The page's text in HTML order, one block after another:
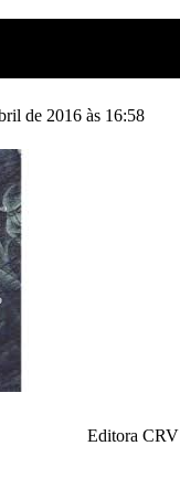
de 2016 às 16:58
Editora CRV